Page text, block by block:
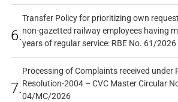
6.
Transfer Policy for prioritizing own
non-gazetted railway employees having
years of regular service: RBE No. 61/2026
7.
Processing of Complaints received under
Resolution-2004 – CVC Master Circular
04/MC/2026